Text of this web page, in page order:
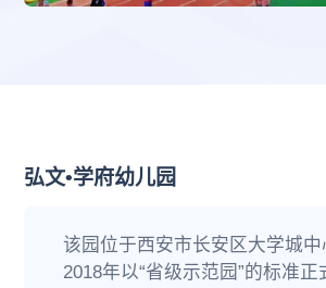
弘文•学府幼儿园
该园位于西安市长安区大学城中
2018年以“省级示范园”的标准正